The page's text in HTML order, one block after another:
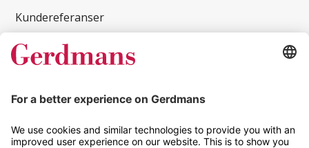
Kundereferanser
Magasin
Tips og guider
Kontakt
info@gerdmans.no